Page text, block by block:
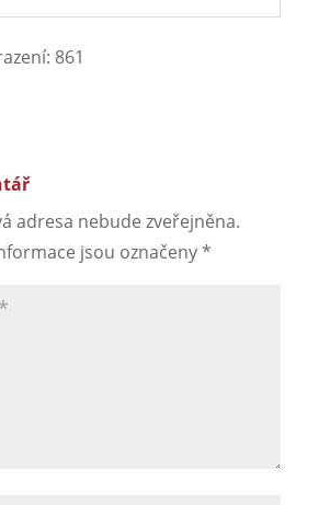
861
adresa nebude zveřejněna.
jsou označeny*